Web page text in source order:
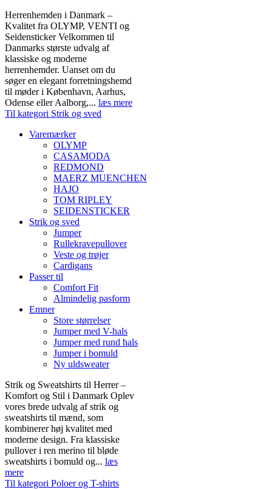
Herrenhemden i Danmark –
Kvalitet fra OLYMP, VENTI og
Seidensticker Velkommen til
Danmarks største udvalg af
klassiske og moderne
herrenhemder. Uanset om du
søger en elegant forretningshemd
til møder i København, Aarhus,
Odense eller Aalborg,... læs mere
Til kategori Strik og sved
Varemærker
OLYMP
CASAMODA
REDMOND
MAERZ MUENCHEN
HAJO
TOM RIPLEY
SEIDENSTICKER
Strik og sved
Jumper
Rullekravepullover
Veste og trøjer
Cardigans
Passer til
Comfort Fit
Almindelig pasform
Emner
Store størrelser
Jumper med V-hals
Jumper med rund hals
Jumper i bomuld
Ny uldsweater
Strik og Sweatshirts til Herrer –
Komfort og Stil i Danmark Oplev
vores brede udvalg af strik og
sweatshirts til mænd, som
kombinerer høj kvalitet med
moderne design. Fra klassiske
pullover i ren merino til bløde
sweatshirts i bomuld og... læs
mere
Til kategori Poloer og T-shirts